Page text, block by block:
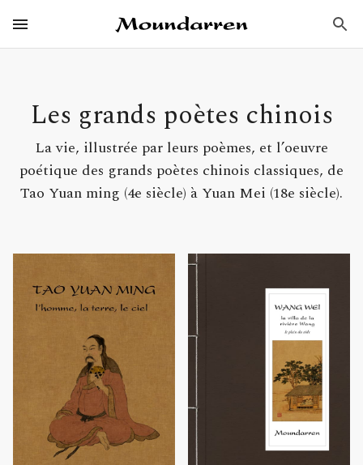
au
contenu
Principal
Éditions Moundarren
Ouvrir /
Les grands poètes chinois
La vie, illustrée par leurs poèmes, et l’oeuvre
poétique des grands poètes chinois classiques, de
Tao Yuan ming (4e siècle) à Yuan Mei (18e siècle).